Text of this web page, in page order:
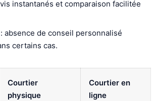
instantanés et comparaison facilitée
absence de conseil personnalisé
certains cas.
Courtier
physique
Courtier en
ligne